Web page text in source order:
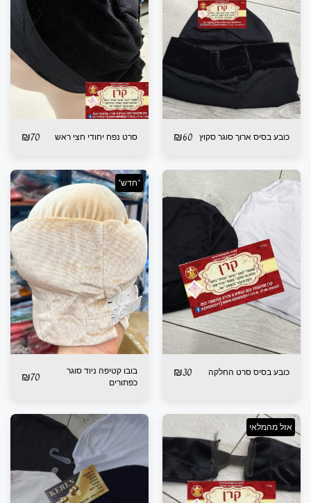
כובע בסיס ארוך סוגר סקוץ ₪60 סרט נפח יחודי חצי ראש ₪70
כובע בסיס סרט החלקה ₪30
*חדש*
בובו קטיפה ניוד סוגר
כפתורים
₪70
אזל מהמלאי